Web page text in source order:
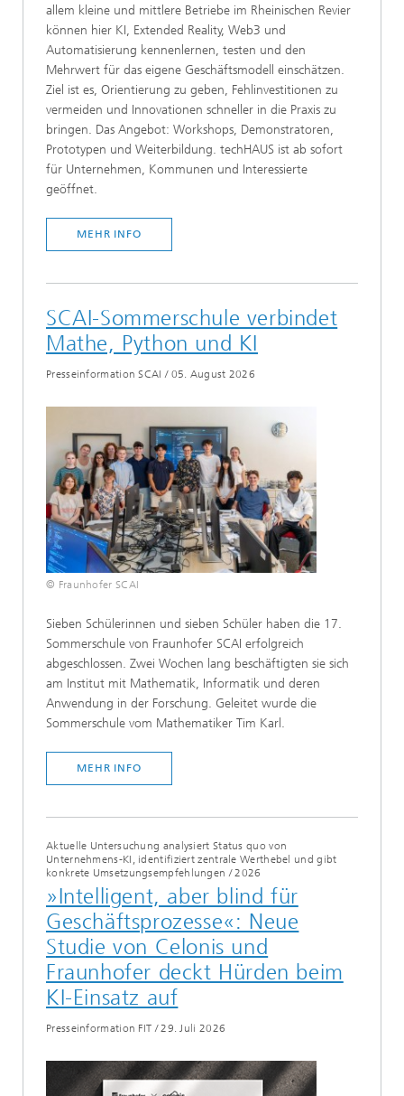
allem kleine und mittlere Betriebe im Rheinischen Revier
können hier KI, Extended Reality, Web3 und
Automatisierung kennenlernen, testen und den
Mehrwert für das eigene Geschäftsmodell einschätzen.
Ziel ist es, Orientierung zu geben, Fehlinvestitionen zu
vermeiden und Innovationen schneller in die Praxis zu
bringen. Das Angebot: Workshops, Demonstratoren,
Prototypen und Weiterbildung. techHAUS ist ab sofort
für Unternehmen, Kommunen und Interessierte
geöffnet.
MEHR INFO
SCAI-Sommerschule verbindet
Mathe, Python und KI
Presseinformation SCAI / 05. August 2026
© Fraunhofer SCAI
Sieben Schülerinnen und sieben Schüler haben die 17.
Sommerschule von Fraunhofer SCAI erfolgreich
abgeschlossen. Zwei Wochen lang beschäftigten sie sich
am Institut mit Mathematik, Informatik und deren
Anwendung in der Forschung. Geleitet wurde die
Sommerschule vom Mathematiker Tim Karl.
MEHR INFO
Aktuelle Untersuchung analysiert Status quo von
Unternehmens-KI, identifiziert zentrale Werthebel und gibt
konkrete Umsetzungsempfehlungen /2026
»Intelligent, aber blind für
Geschäftsprozesse«: Neue
Studie von Celonis und
Fraunhofer deckt Hürden beim
KI-Einsatz auf
Presseinformation FIT / 29. Juli 2026